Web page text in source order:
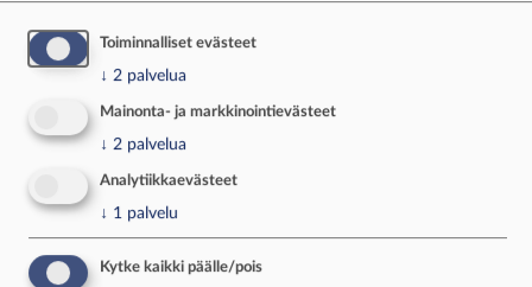
varpupaisti nimettiin1980-luvulla Jyväskylän
pitäjäruuaksi.
Toiminnalliset evästeet
↓ 2 palvelua
Mainonta- ja markkinointievästeet
↓ 2 palvelua
Analytiikkaevästeet
↓ 1 palvelu
Kytke kaikki päälle/pois